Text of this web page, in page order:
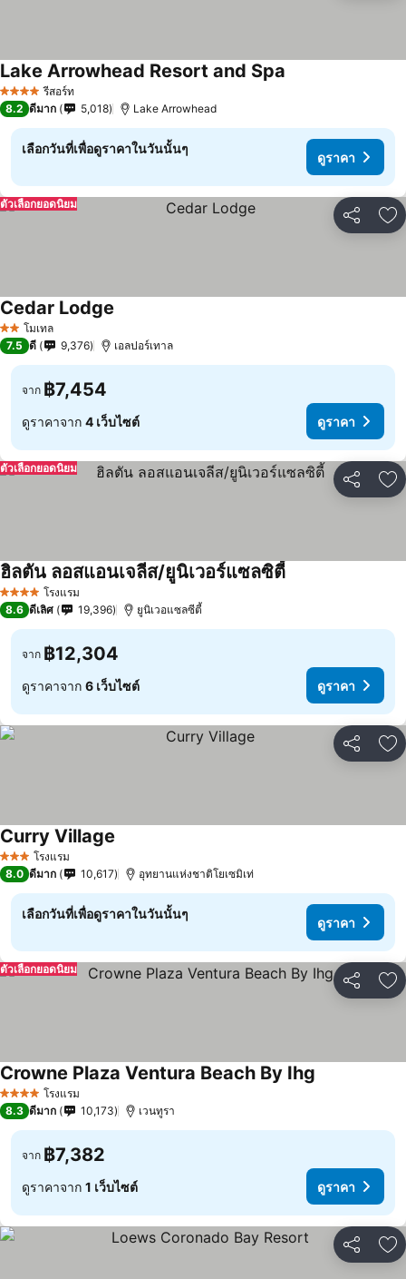
4 ดาว รีสอร์ท
Lake Arrowhead Resort and Spa
8.2 ดีมาก 5,018 Lake Arrowhead
เลือกวันที่เพื่อดูราคาในวันนั้นๆ
ดูราคา
แชร์ เ
ตัวเลือกยอดนิยม
2 ดาวโมเทล
Cedar Lodge
7.5 ดี 9,376 เอลปอร์เทาล
จาก ฿7,454
ดูราคาจาก 4 เว็บไซต์ ดูราคา
แชร์ เ
ตัวเลือกยอดนิยม
4 ดาว โรงแรม
ฮิลตัน ลอสแอนเจลีส/ยูนิเวอร์แซลซิตี้
8.6 ดีเลิศ 19,396 ยูนิเวอแซลซีตี้
จาก ฿12,304
ดูราคาจาก 6 เว็บไซต์ ดูราคา
แชร์ เ
3 ดาว โรงแรม
Curry Village
8.0 ดีมาก 10,617 อุทยานแห่งชาติโยเซมิเท่
เลือกวันที่เพื่อดูราคาในวันนั้นๆ
ดูราคา
แชร์ เ
ตัวเลือกยอดนิยม
4 ดาว โรงแรม
Crowne Plaza Ventura Beach By Ihg
8.3 ดีมาก 10,173 เวนทูรา
จาก ฿7,382
ดูราคาจาก 1 เว็บไซต์ ดูราคา
แชร์ เ